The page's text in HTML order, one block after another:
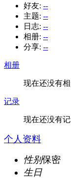
好友: --
主题: --
日志: --
相册: --
分享: --
相册
现在还没有
记录
现在还没有
个人资料
性别保密
生日